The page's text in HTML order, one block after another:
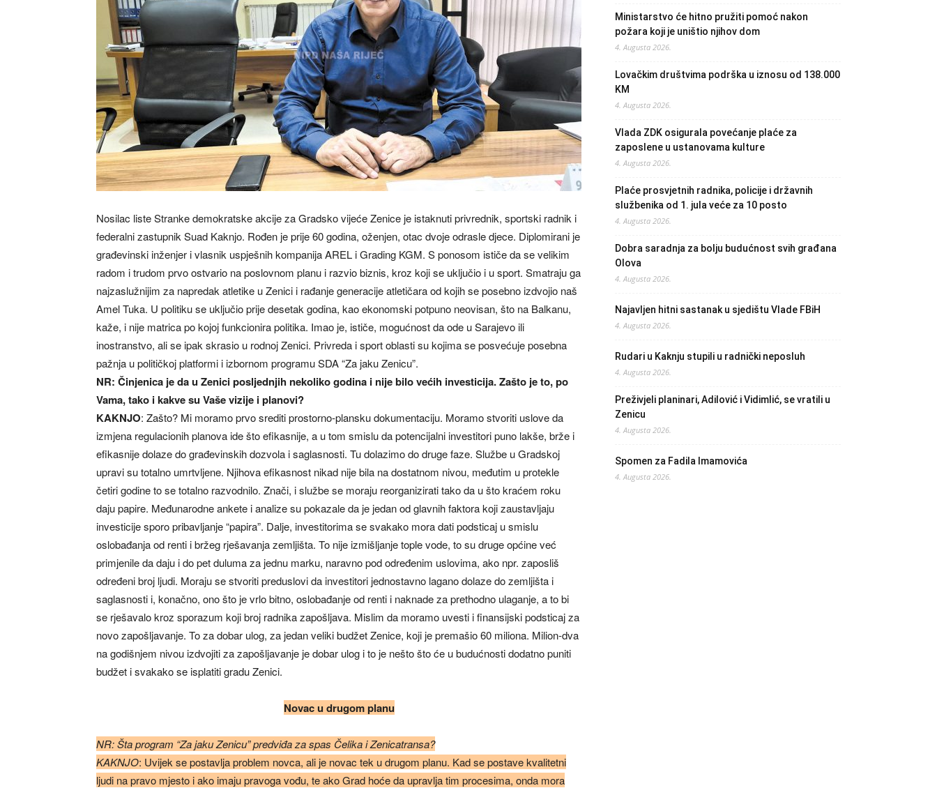
Nosilac liste Stranke demokratske akcije za Gradsko vijeće Zenice je istaknuti privrednik, sportski radnik i
federalni zastupnik Suad Kaknjo. Rođen je prije 60 godina, oženjen, otac dvoje odrasle djece. Diplomirani je
građevinski inženjer i vlasnik uspješnih kompanija AREL i Grading KGM. S ponosom ističe da se velikim
radom i trudom prvo ostvario na poslovnom planu i razvio biznis, kroz koji se uključio i u sport. Smatraju ga
najzaslužnijim za napredak atletike u Zenici i rađanje generacije atletičara od kojih se posebno izdvojio naš
Amel Tuka. U politiku se uključio prije desetak godina, kao ekonomski potpuno neovisan, što na Balkanu,
kaže, i nije matrica po kojoj funkcionira politika. Imao je, ističe, mogućnost da ode u Sarajevo ili
inostranstvo, ali se ipak skrasio u rodnoj Zenici. Privreda i sport oblasti su kojima se posvećuje posebna
pažnja u političkoj platformi i izbornom programu SDA “Za jaku Zenicu”.
NR: Činjenica je da u Zenici posljednjih nekoliko godina i nije bilo većih investicija. Zašto je to, po
Vama, tako i kakve su Vaše vizije i planovi?
KAKNJO: Zašto? Mi moramo prvo srediti prostorno-plansku dokumentaciju. Moramo stvoriti uslove da
izmjena regulacionih planova ide što efikasnije, a u tom smislu da potencijalni investitori puno lakše, brže i
efikasnije dolaze do građevinskih dozvola i saglasnosti. Tu dolazimo do druge faze. Službe u Gradskoj
upravi su totalno umrtvljene. Njihova efikasnost nikad nije bila na dostatnom nivou, međutim u protekle
četiri godine to se totalno razvodnilo. Znači, i službe se moraju reorganizirati tako da u što kraćem roku
daju papire. Međunarodne ankete i analize su pokazale da je jedan od glavnih faktora koji zaustavljaju
investicije sporo pribavljanje “papira”. Dalje, investitorima se svakako mora dati podsticaj u smislu
oslobađanja od renti i bržeg rješavanja zemljišta. To nije izmišljanje tople vode, to su druge općine već
primjenile da daju i do pet duluma za jednu marku, naravno pod određenim uslovima, ako npr. zaposliš
određeni broj ljudi. Moraju se stvoriti preduslovi da investitori jednostavno lagano dolaze do zemljišta i
saglasnosti i, konačno, ono što je vrlo bitno, oslobađanje od renti i naknade za prethodno ulaganje, a to bi
se rješavalo kroz sporazum koji broj radnika zapošljava. Mislim da moramo uvesti i finansijski podsticaj za
novo zapošljavanje. To za dobar ulog, za jedan veliki budžet Zenice, koji je premašio 60 miliona. Milion-dva
na godišnjem nivou izdvojiti za zapošljavanje je dobar ulog i to je nešto što će u budućnosti dodatno puniti
budžet i svakako se isplatiti gradu Zenici.
Novac u drugom planu
NR: Šta program “Za jaku Zenicu” predviđa za spas Čelika i Zenicatransa?
KAKNJO: Uvijek se postavlja problem novca, ali je novac tek u drugom planu. Kad se postave kvalitetni
ljudi na pravo mjesto i ako imaju pravoga vođu, te ako Grad hoće da upravlja tim procesima, onda mora
Ministarstvo će hitno pružiti pomoć nakon
požara koji je uništio njihov dom
4. Augusta 2026.
Lovačkim društvima podrška u iznosu od 138.000
KM
4. Augusta 2026.
Vlada ZDK osigurala povećanje plaće za
zaposlene u ustanovama kulture
4. Augusta 2026.
Plaće prosvjetnih radnika, policije i državnih
službenika od 1. jula veće za 10 posto
4. Augusta 2026.
Dobra saradnja za bolju budućnost svih građana
Olova
4. Augusta 2026.
Najavljen hitni sastanak u sjedištu Vlade FBiH
4. Augusta 2026.
Rudari u Kaknju stupili u radnički neposluh
4. Augusta 2026.
Preživjeli planinari, Adilović i Vidimlić, se vratili u
Zenicu
4. Augusta 2026.
Spomen za Fadila Imamovića
4. Augusta 2026.